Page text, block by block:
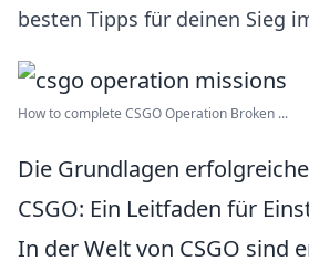
besten Tipps für deinen Sieg
How to complete CSGO Operation Broken ...
Die Grundlagen
CSGO: Ein Leitfaden für
In der Welt von CSGO sind